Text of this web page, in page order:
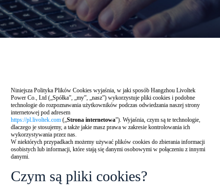
Niniejsza Polityka Plików Cookies wyjaśnia, w jaki sposób Hangzhou Livoltek
Power Co., Ltd („Spółka”, „my”, „nasz”) wykorzystuje pliki cookies i podobne
technologie do rozpoznawania użytkowników podczas odwiedzania naszej strony
internetowej pod adresem
https://pl.livoltek.com („Strona internetowa”). Wyjaśnia, czym są te technologie,
dlaczego je stosujemy, a także jakie masz prawa w zakresie kontrolowania ich
wykorzystywania przez nas.
W niektórych przypadkach możemy używać plików cookies do zbierania informacji
osobistych lub informacji, które stają się danymi osobowymi w połączeniu z innymi
danymi.
Czym są pliki cookies?